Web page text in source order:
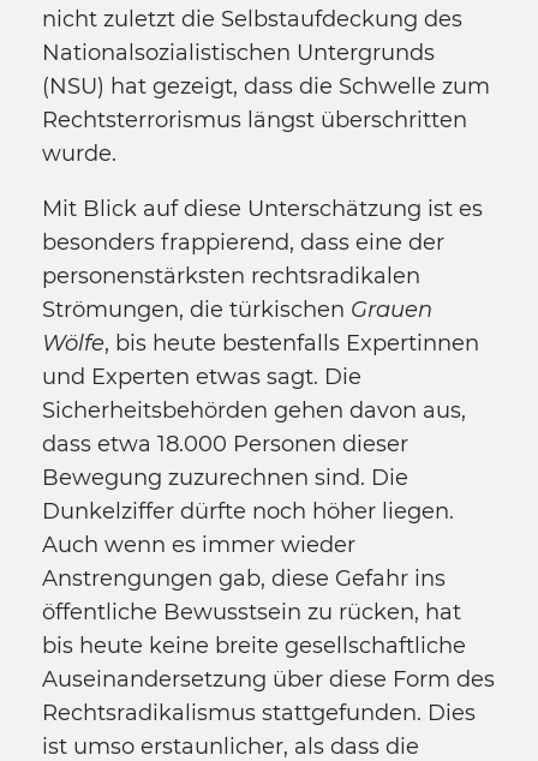
nicht zuletzt die Selbstaufdeckung des
Nationalsozialistischen Untergrunds
(NSU) hat gezeigt, dass die Schwelle zum
Rechtsterrorismus längst überschritten
wurde.
Mit Blick auf diese Unterschätzung ist es
besonders frappierend, dass eine der
personenstärksten rechtsradikalen
Strömungen, die türkischen Grauen
Wölfe, bis heute bestenfalls Expertinnen
und Experten etwas sagt. Die
Sicherheitsbehörden gehen davon aus,
dass etwa 18.000 Personen dieser
Bewegung zuzurechnen sind. Die
Dunkelziffer dürfte noch höher liegen.
Auch wenn es immer wieder
Anstrengungen gab, diese Gefahr ins
öffentliche Bewusstsein zu rücken, hat
bis heute keine breite gesellschaftliche
Auseinandersetzung über diese Form des
Rechtsradikalismus stattgefunden. Dies
ist umso erstaunlicher, als dass die